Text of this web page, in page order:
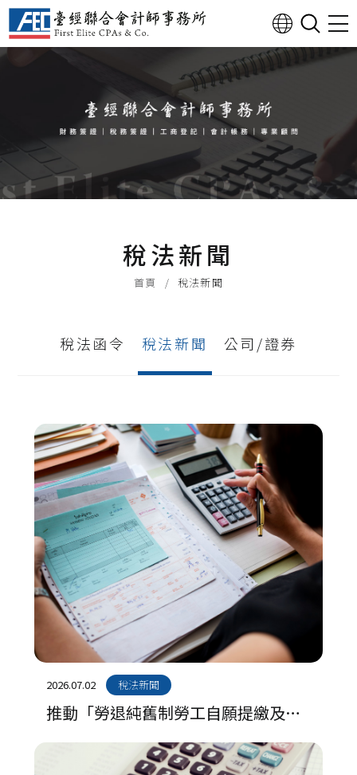
稅法新聞
首頁 稅法新聞
稅法函令 稅法新聞 公司/證券
2026.07.02 稅法新聞
推動「勞退純舊制勞工自願提繳及提
前結存退休金」方案保障勞工未來退